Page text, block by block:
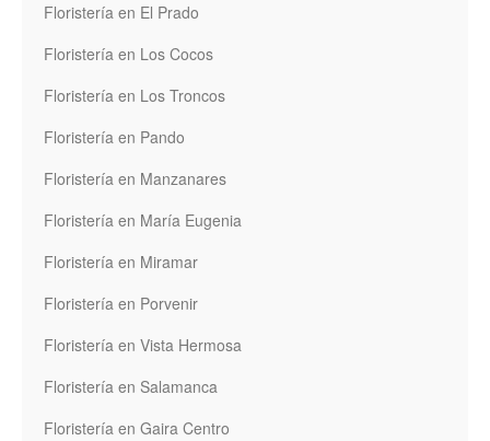
Floristería en El Prado
Floristería en Los Cocos
Floristería en Los Troncos
Floristería en Pando
Floristería en Manzanares
Floristería en María Eugenia
Floristería en Miramar
Floristería en Porvenir
Floristería en Vista Hermosa
Floristería en Salamanca
Floristería en Gaira Centro